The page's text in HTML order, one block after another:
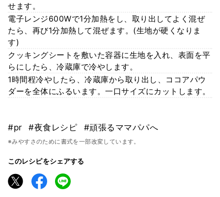
せます。
電子レンジ600Wで1分加熱をし、取り出してよく混ぜ
たら、再び1分加熱して混ぜます。(生地が硬くなりま
す)
クッキングシートを敷いた容器に生地を入れ、表面を平
らにしたら、冷蔵庫で冷やします。
1時間程冷やしたら、冷蔵庫から取り出し、ココアパウ
ダーを全体にふるいます。一口サイズにカットします。
#pr #夜食レシピ #頑張るママパパへ
※みやすさのために書式を一部改変しています。
このレシピをシェアする